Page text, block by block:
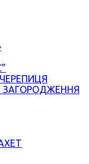
ЗАГОРОДЖЕННЯ